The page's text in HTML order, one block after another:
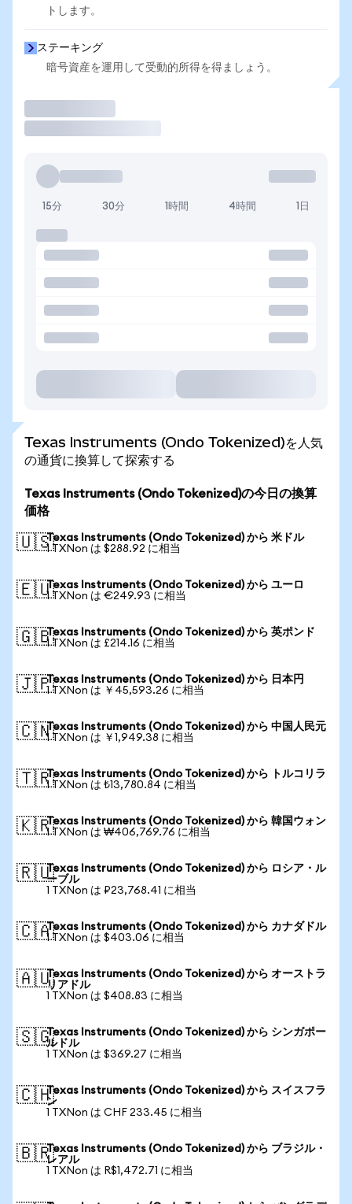
トします。
ステーキング
暗号資産を運用して受動的所得を得ましょう。
15分 30分 1時間 4時間 1日
Texas Instruments (Ondo Tokenized)を人気
の通貨に換算して探索する
Texas Instruments (Ondo Tokenized)の今日の換算
価格
🇺🇸Texas Instruments (Ondo Tokenized) から 米ドル
1 TXNon は $288.92 に相当
🇪🇺Texas Instruments (Ondo Tokenized) から ユーロ
1 TXNon は €249.93 に相当
🇬🇧Texas Instruments (Ondo Tokenized) から 英ポンド
1 TXNon は £214.16 に相当
🇯🇵Texas Instruments (Ondo Tokenized) から 日本円
1 TXNon は ￥45,593.26 に相当
🇨🇳Texas Instruments (Ondo Tokenized) から 中国人民元
1 TXNon は ￥1,949.38 に相当
🇹🇷Texas Instruments (Ondo Tokenized) から トルコリラ
1 TXNon は ₺13,780.84 に相当
🇰🇷Texas Instruments (Ondo Tokenized) から 韓国ウォン
1 TXNon は ₩406,769.76 に相当
🇷🇺Texas Instruments (Ondo Tokenized) から ロシア・ル
ーブル
1 TXNon は ₽23,768.41 に相当
🇨🇦Texas Instruments (Ondo Tokenized) から カナダドル
1 TXNon は $403.06 に相当
🇦🇺Texas Instruments (Ondo Tokenized) から オーストラ
リアドル
1 TXNon は $408.83 に相当
🇸🇬Texas Instruments (Ondo Tokenized) から シンガポー
ルドル
1 TXNon は $369.27 に相当
🇨🇭Texas Instruments (Ondo Tokenized) から スイスフラ
ン
1 TXNon は CHF 233.45 に相当
🇧🇷Texas Instruments (Ondo Tokenized) から ブラジル・
レアル
1 TXNon は R$1,472.71 に相当